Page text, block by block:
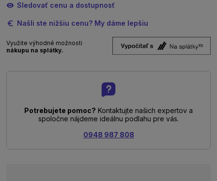
Sledovať cenu a dostupnosť
Našli ste nižšiu cenu? My dáme lepšiu
Využite výhodné možnosti
nákupu na splátky.
Potrebujete pomoc? Kontaktujte našich expertov a
spoločne nájdeme ideálnu podlahu pre vás.
0948 987 808